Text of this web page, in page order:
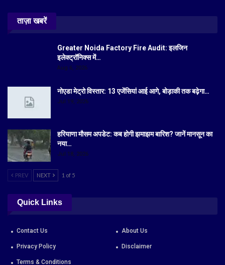
ताज़ा खबरें
Greater Noida Factory Fire Audit: इलजिन
इलेक्ट्रॉनिक्स में…
Aug 6, 2026
नोएडा मेट्रो विस्तार: 13 एजेंसियां आई आगे, बोड़ाकी तक बढ़ेगा…
Jul 19, 2026
हरियाणा मौसम अपडेट: कब होगी झमाझम बारिश? जानें मानसून का
नया…
Jul 18, 2026
PREV NEXT 1 of 5
Quick Links
Contact Us About Us
Privacy Policy Disclaimer
Terms & Conditions